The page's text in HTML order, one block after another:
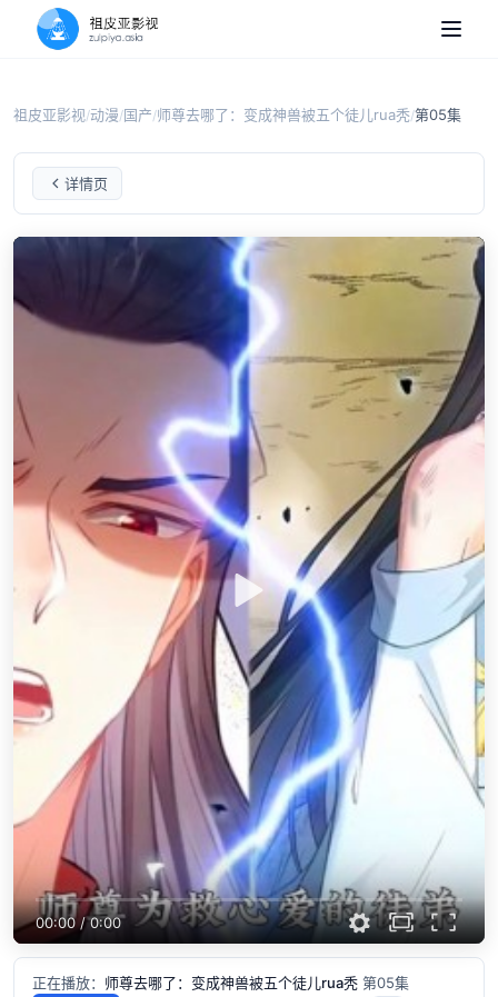
祖皮亚影视/动漫/国产/师尊去哪了：变成神兽被五个徒儿rua秃/第05集
师尊去哪了：变成神兽被五个徒儿rua秃
第05集
详情页
00:00/0:00
正在播放： 师尊去哪了：变成神兽被五个徒儿rua秃 第05集